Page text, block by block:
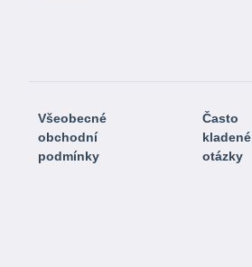
Všeobecné
obchodní
podmínky
Často
kladené
otázky